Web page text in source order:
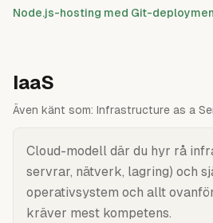
Node.js-hosting med Git-
IaaS
Även känt som: Infrastructure as a
Cloud-modell där du hyr rå
servrar, nätverk, lagring) och
operativsystem och allt
kräver mest kompetens.